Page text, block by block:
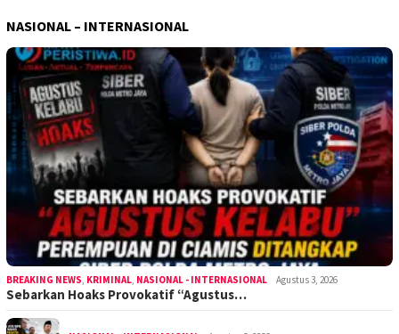
NASIONAL – INTERNASIONAL
BREAKING NEWS KRIMINAL NASIONAL - INTERNASIONAL Agustus 3, 2026
Sebarkan Hoaks Provokatif “Agustus…